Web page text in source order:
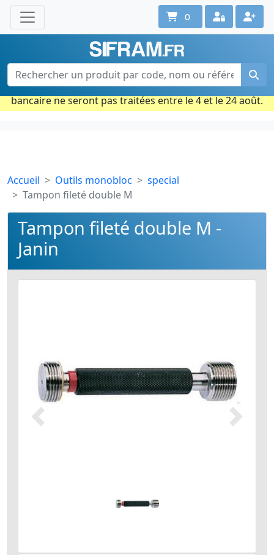
Une question ? Un conseil ?
Contactez-nous au 02 40 92 17 71
Ouvert du lun. au vend. de 08h à 18h
Période estivale : Les commandes prises par carte
bancaire ne seront pas traitées entre le 4 et le 24 août.
0
Accueil Outils monobloc
special
Tampon fileté double M
Tampon fileté double M -
Janin
Précédent Suivant